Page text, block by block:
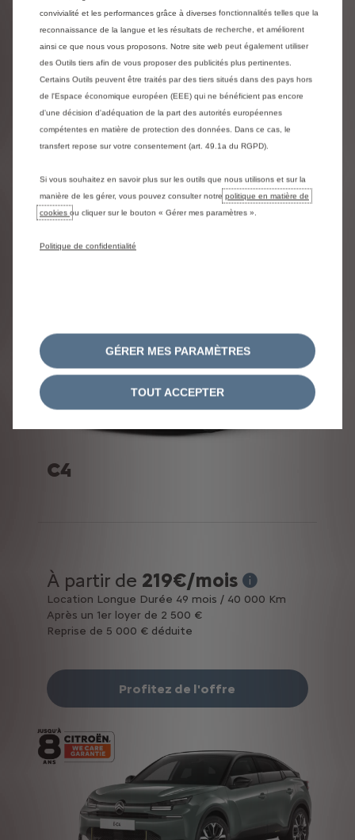
Prime CEE** de 3 600 € déduite
Reprise de 4 000 € déduite
Profitez de l'offre
LES BERLINES
C4
À partir de 219€/mois
* Exemple pour
Location Longue Durée 49 mois / 40 000 Km
Après un 1er loyer de 2 500 €
Reprise de 5 000 € déduite
Profitez de l'offre
convivialité et les performances grâce à diverses fonctionnalités telles que la
reconnaissance de la langue et les résultats de recherche, et améliorent
ainsi ce que nous vous proposons. Notre site web peut également utiliser
des Outils tiers afin de vous proposer des publicités plus pertinentes.
Certains Outils peuvent être traités par des tiers situés dans des pays hors
de l'Espace économique européen (EEE) qui ne bénéficient pas encore
d'une décision d'adéquation de la part des autorités européennes
compétentes en matière de protection des données. Dans ce cas, le
transfert repose sur votre consentement (art. 49.1a du RGPD).
Si vous souhaitez en savoir plus sur les outils que nous utilisons et sur la
manière de les gérer, vous pouvez consulter notre politique en matière de
cookies ou cliquer sur le bouton « Gérer mes paramètres ».
Politique de confidentialité
GÉRER MES PARAMÈTRES
TOUT ACCEPTER